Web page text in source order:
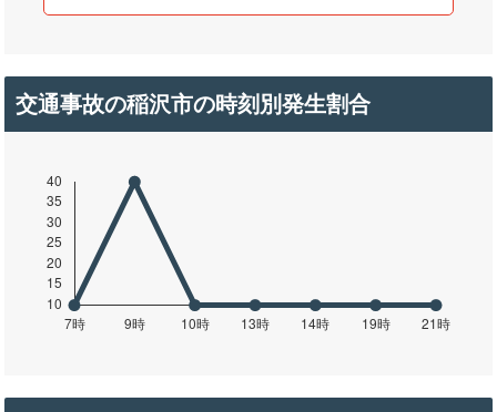
交通事故の稲沢市の時刻別発生割合